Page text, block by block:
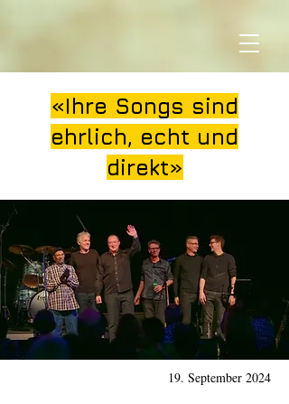
«Ihre Songs sind
ehrlich, echt und
direkt»
19. September 2024